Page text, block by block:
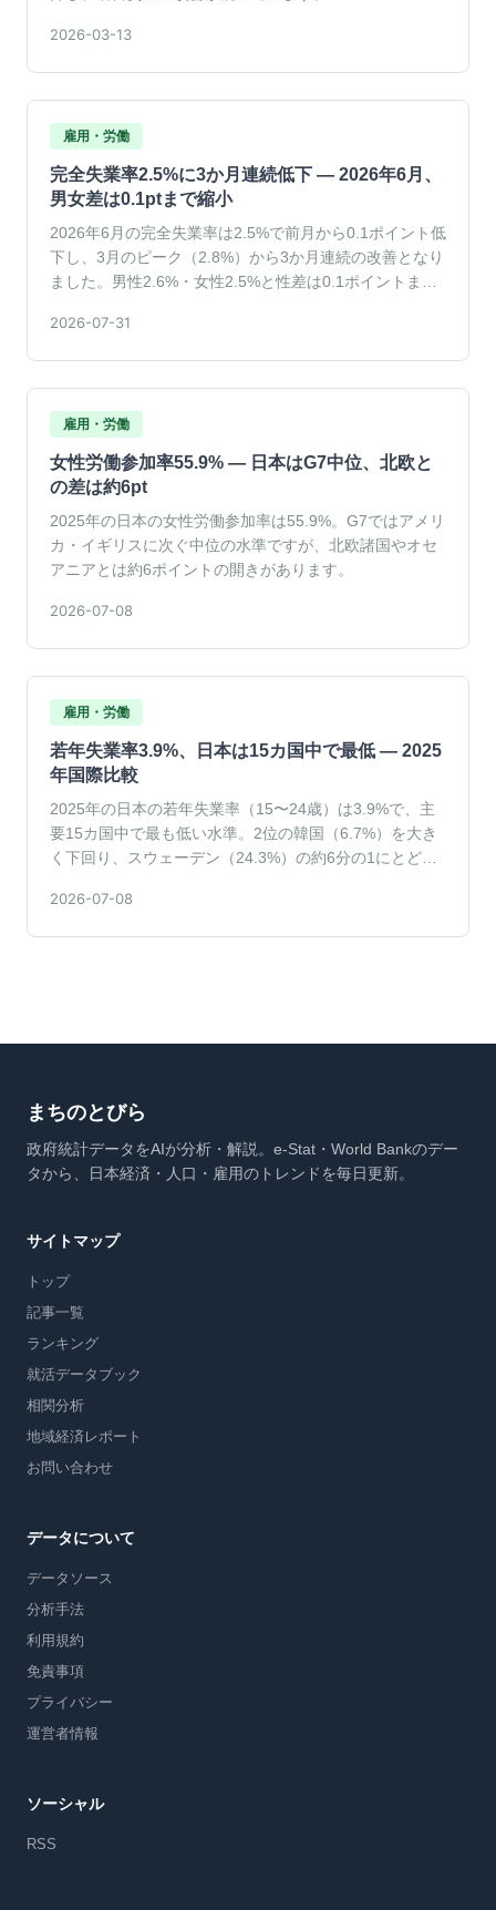
2026-03-13
雇用・労働
完全失業率2.5%に3か月連続低下 — 2026年6月、
男女差は0.1ptまで縮小
2026年6月の完全失業率は2.5%で前月から0.1ポイント低
下し、3月のピーク（2.8%）から3か月連続の改善となり
ました。男性2.6%・女性2.5%と性差は0.1ポイントまで
2026-07-31
雇用・労働
女性労働参加率55.9% — 日本はG7中位、北欧と
の差は約6pt
2025年の日本の女性労働参加率は55.9%。G7ではアメリ
カ・イギリスに次ぐ中位の水準ですが、北欧諸国やオセ
アニアとは約6ポイントの開きがあります。
2026-07-08
雇用・労働
若年失業率3.9%、日本は15カ国中で最低 — 2025
年国際比較
2025年の日本の若年失業率（15〜24歳）は3.9%で、主
要15カ国中で最も低い水準。2位の韓国（6.7%）を大き
く下回り、スウェーデン（24.3%）の約6分の1にとどま
2026-07-08
まちのとびら
政府統計データをAIが分析・解説。e-Stat・World Bankのデー
タから、日本経済・人口・雇用のトレンドを毎日更新。
サイトマップ
トップ
記事一覧
ランキング
就活データブック
相関分析
地域経済レポート
お問い合わせ
データについて
データソース
分析手法
利用規約
免責事項
プライバシー
運営者情報
ソーシャル
RSS